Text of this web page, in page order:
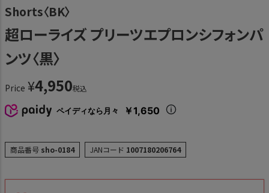
Shorts〈BK〉
超ローライズ プリーツエプロンシフォンパ
ンツ〈黒〉
Price ¥4,950税込
ペイディなら月々 ￥1,650
商品番号 sho-0184 JANコード 1007180206764